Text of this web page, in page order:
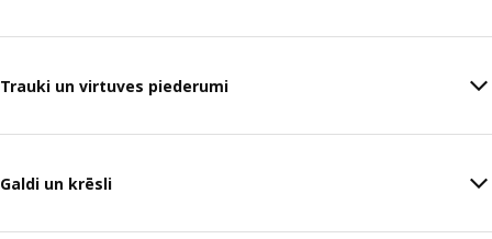
Trauki un virtuves piederumi
Galdi un krēsli